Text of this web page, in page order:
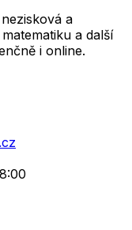
a
a další
i online.